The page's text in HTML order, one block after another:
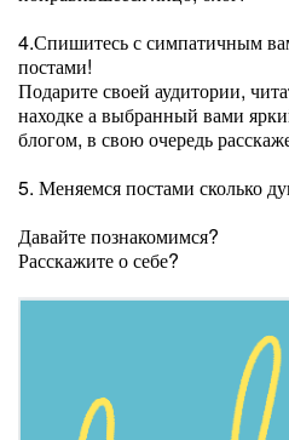
4.Спишитесь с симпатичным
постами!
Подарите своей аудитории,
находке а выбранный вами
блогом, в свою очередь
5. Меняемся постами сколько
Давайте познакомимся?
Расскажите о себе?